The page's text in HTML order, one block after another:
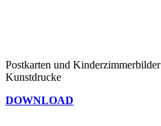
Postkarten und Kinderzimmerbilder
Kunstdrucke
DOWNLOAD